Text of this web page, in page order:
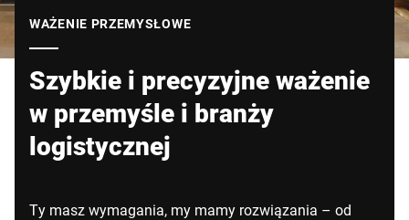
WAŻENIE PRZEMYSŁOWE
Szybkie i precyzyjne ważenie
w przemyśle i branży
logistycznej
Ty masz wymagania, my mamy rozwiązania – od